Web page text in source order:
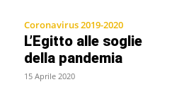
Coronavirus 2019-2020
L’Egitto alle soglie
della pandemia
15 Aprile 2020